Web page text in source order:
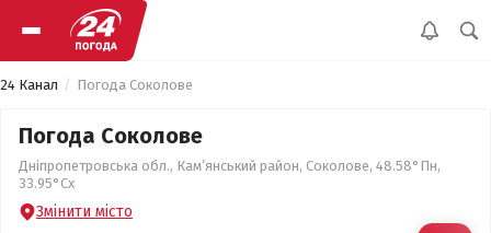
24 Канал Погода Соколове
Погода Соколове
Дніпропетровська обл., Кам’янський район, Соколове, 48.58°Пн,
33.95°Сх
Змінити місто